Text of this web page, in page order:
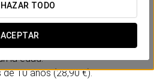
TODO
ACEPTAR
Isla Mágica para 1 día
la edad:
10 años (28,90 €).